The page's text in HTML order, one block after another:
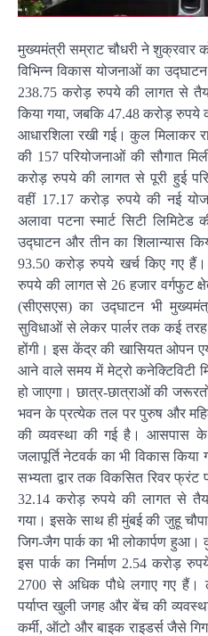
मुख्यमंत्री सम्राट चौधरी ने शुक्रवार
विभिन्न विकास योजनाओं का
238.75 करोड़ रुपये की लागत से
किया गया, जबकि 47.48 करोड़ रुपये
आधारशिला रखी गई। कुल मिलाकर
की 157 परियोजनाओं की सौगात
करोड़ रुपये की लागत से पूरी हुई
वहीं 17.17 करोड़ रुपये की नई
अलावा पटना स्मार्ट सिटी
उद्घाटन और तीन का शिलान्यास
93.50 करोड़ रुपये खर्च किए गए
रुपये की लागत से 26 हजार वर्गफुट
(सीएसएस) का उद्घाटन भी
सुविधाओं से लेकर पार्लर तक कई तरह
होंगी। इस केंद्र की खासियत ओपन
आने वाले समय में मेट्रो कनेक्टिविटी
हो जाएगा। छात्र-छात्राओं की
भवन के प्रत्येक तल पर पुरुष और
की व्यवस्था की गई है। आसपास
जलापूर्ति नेटवर्क का भी विकास
सभ्यता द्वार तक विकसित रिवर
32.14 करोड़ रुपये की लागत से
गया। इसके साथ ही मुंबई की जुहू
जिग-जैग पार्क का भी लोकार्पण
इस पार्क का निर्माण 2.54 करोड़
2700 से अधिक पौधे लगाए गए
पर्याप्त खुली जगह और बेंच की
कर्मी, ऑटो और बाइक राइडर्स जैसे